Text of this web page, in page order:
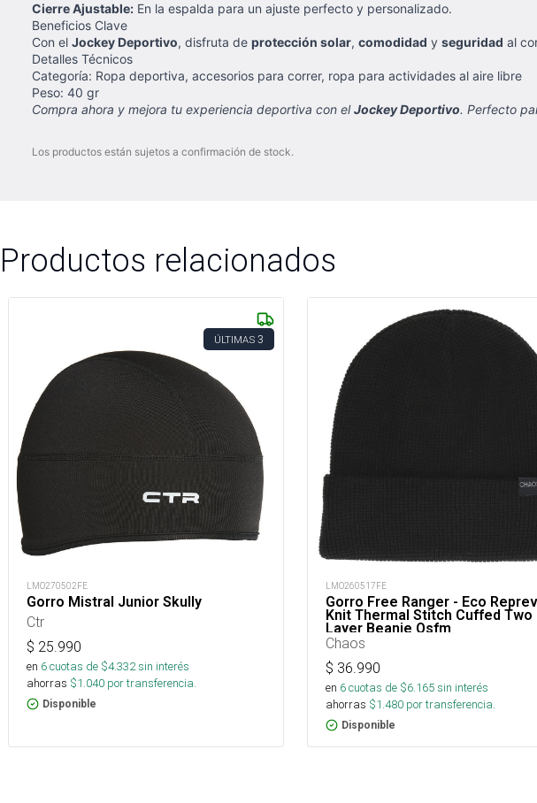
Cierre Ajustable: En la espalda para un ajuste perfecto y personalizado.
Beneficios Clave
Con el Jockey Deportivo, disfruta de protección solar, comodidad y seguridad al
Detalles Técnicos
Categoría: Ropa deportiva, accesorios para correr, ropa para actividades al aire libre
Peso: 40 gr
Compra ahora y mejora tu experiencia deportiva con elJockey Deportivo. Perfecto
Los productos están sujetos a confirmación de stock.
Productos relacionados
ÚLTIMAS 3
LMO270502FE
Gorro Mistral Junior Skully
Ctr
$ 25.990
en 6cuotas de $4.332sin interés
ahorras $1.040 por transferencia.
Disponible
LMO260517FE
Gorro Free Ranger - Eco
Knit Thermal Stitch Cuffed Two
Layer Beanie Osfm
Chaos
$ 36.990
en 6cuotas de $6.165sin interés
ahorras $1.480 por transferencia.
Disponible